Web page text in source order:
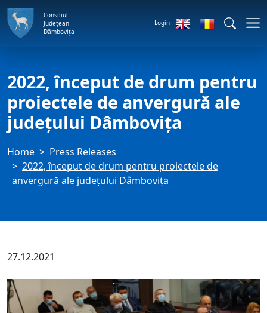
Consiliul
Județean
Dâmbovița
Login
2022, început de drum pentru
proiectele de anvergură ale
județului Dâmbovița
Home
Press Releases
2022, început de drum pentru proiectele de
anvergură ale județului Dâmbovița
27.12.2021